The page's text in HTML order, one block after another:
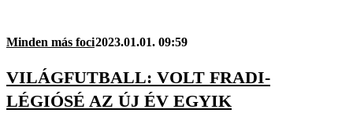
Minden más foci2023.01.01. 09:59
VILÁGFUTBALL: VOLT FRADI-
LÉGIÓSÉ AZ ÚJ ÉV EGYIK